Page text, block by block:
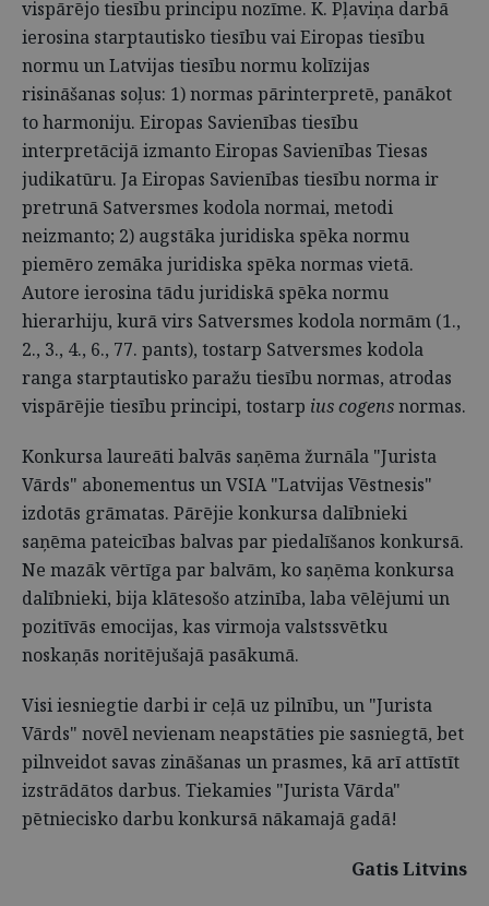
vispārējo tiesību principu nozīme. K. Pļaviņa darbā
ierosina starptautisko tiesību vai Eiropas tiesību
normu un Latvijas tiesību normu kolīzijas
risināšanas soļus: 1) normas pārinterpretē, panākot
to harmoniju. Eiropas Savienības tiesību
interpretācijā izmanto Eiropas Savienības Tiesas
judikatūru. Ja Eiropas Savienības tiesību norma ir
pretrunā Satversmes kodola normai, metodi
neizmanto; 2) augstāka juridiska spēka normu
piemēro zemāka juridiska spēka normas vietā.
Autore ierosina tādu juridiskā spēka normu
hierarhiju, kurā virs Satversmes kodola normām (1.,
2., 3., 4., 6., 77. pants), tostarp Satversmes kodola
ranga starptautisko paražu tiesību normas, atrodas
vispārējie tiesību principi, tostarp ius cogensnormas.
Konkursa laureāti balvās saņēma žurnāla "Jurista
Vārds" abonementus un VSIA "Latvijas Vēstnesis"
izdotās grāmatas. Pārējie konkursa dalībnieki
saņēma pateicības balvas par piedalīšanos konkursā.
Ne mazāk vērtīga par balvām, ko saņēma konkursa
dalībnieki, bija klātesošo atzinība, laba vēlējumi un
pozitīvās emocijas, kas virmoja valstssvētku
noskaņās noritējušajā pasākumā.
Visi iesniegtie darbi ir ceļā uz pilnību, un "Jurista
Vārds" novēl nevienam neapstāties pie sasniegtā, bet
pilnveidot savas zināšanas un prasmes, kā arī attīstīt
izstrādātos darbus. Tiekamies "Jurista Vārda"
pētniecisko darbu konkursā nākamajā gadā!
Gatis Litvins